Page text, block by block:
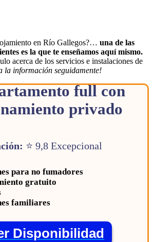
en Río Gallegos?… una de las
es la que te enseñamos aquí mismo.
acerca de los servicios e instalaciones de
la información seguidamente!
full con
privado
⭐ 9,8 Excepcional
para no fumadores
gratuito
familiares
Disponibilidad